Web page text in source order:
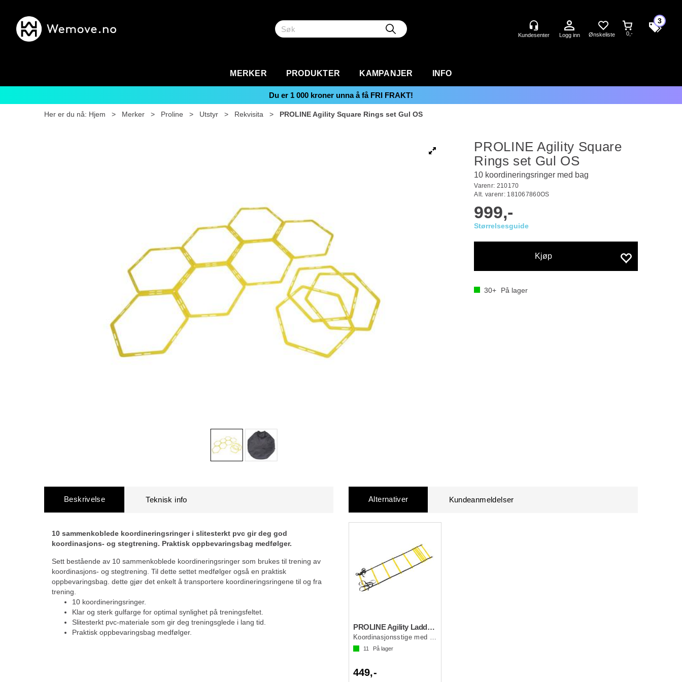
Logg inn 0,-
3
MERKER PRODUKTER KAMPANJER INFO
Du er 1 000 kroner unna å få FRI FRAKT!
Her er du nå: Hjem > Merker > Proline > Utstyr > Rekvisita > PROLINE Agility Square Rings set Gul OS
PROLINE Agility Square
Rings set Gul OS
10 koordineringsringer med bag
Varenr: 210170
Alt. varenr: 181067860OS
999,-
Størrelsesguide
Kjøp
30+ På lager
Beskrivelse
10 sammenkoblede koordineringsringer i slitesterkt pvc gir deg god
koordinasjons- og stegtrening. Praktisk oppbevaringsbag medfølger.
Sett bestående av 10 sammenkoblede koordineringsringer som brukes til trening av
koordinasjons- og stegtrening. Til dette settet medfølger også en praktisk
oppbevaringsbag. dette gjør det enkelt å transportere koordineringsringene til og fra
trening.
10 koordineringsringer.
Klar og sterk gulfarge for optimal synlighet på treningsfeltet.
Slitesterkt pvc-materiale som gir deg treningsglede i lang tid.
Praktisk oppbevaringsbag medfølger.
Alternativer Kundeanmeldelser
PROLINE Agility Ladder 5m w/bag Gul OS
Koordinasjonsstige med justerbare trinn
11 På lager
449,-